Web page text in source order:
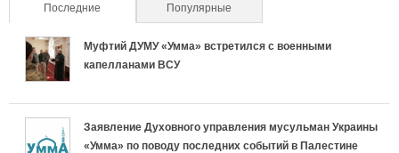
Последние (активная вкладка)Популярные
Муфтий ДУМУ «Умма» встретился с военными
капелланами ВСУ
Заявление Духовного управления мусульман Украины
«Умма» по поводу последних событий в Палестине